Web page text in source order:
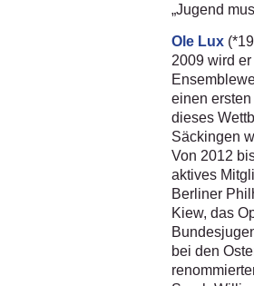
„Jugend
Ole Lux
2009 wird
einen
dieses
Säckingen
Von 2012
aktives
Berliner
Kiew, das
bei den